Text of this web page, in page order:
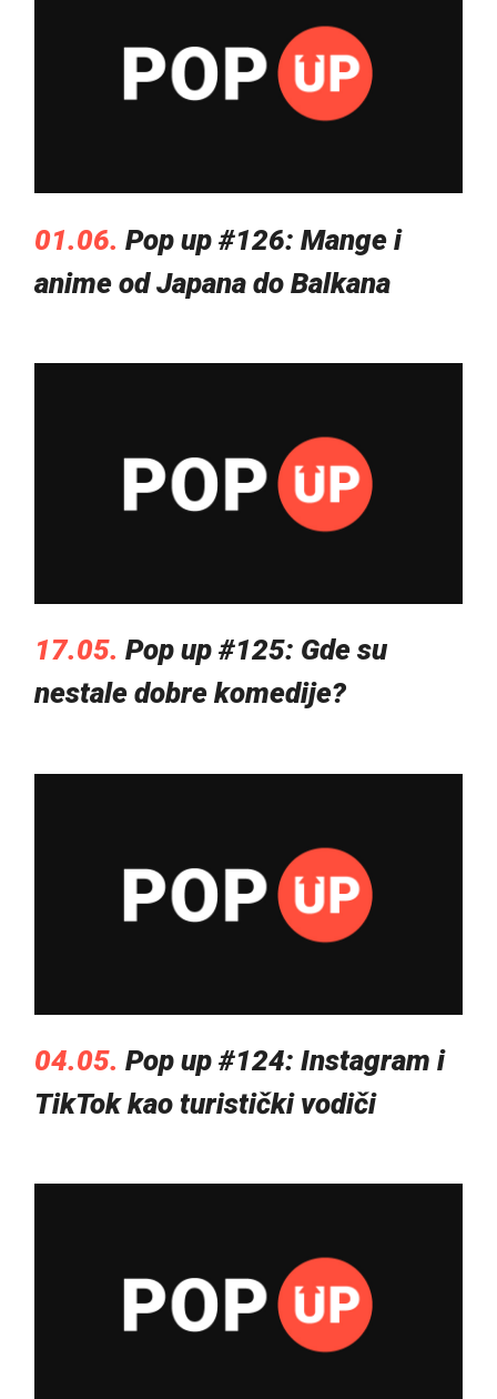
01.06. Pop up #126: Mange i
anime od Japana do Balkana
17.05. Pop up #125: Gde su
nestale dobre komedije?
04.05. Pop up #124: Instagram i
TikTok kao turistički vodiči